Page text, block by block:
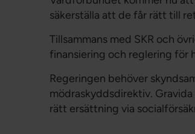
säkerställa att de får rätt till
Tillsammans med SKR och
finansiering och reglering för
Regeringen behöver
mödraskyddsdirektiv.
rätt ersättning via